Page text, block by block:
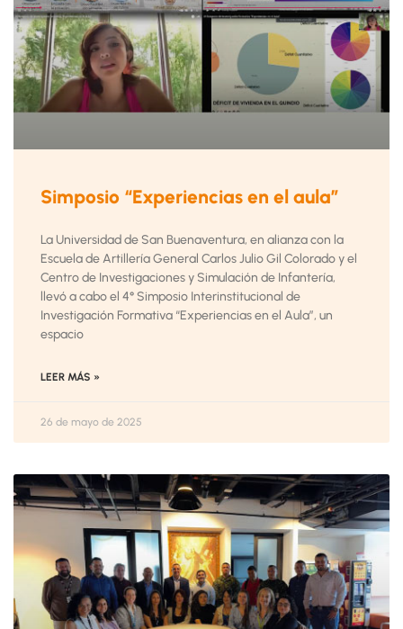
Simposio “Experiencias en el aula”
La Universidad de San Buenaventura, en alianza con la
Escuela de Artillería General Carlos Julio Gil Colorado y el
Centro de Investigaciones y Simulación de Infantería,
llevó a cabo el 4° Simposio Interinstitucional de
Investigación Formativa “Experiencias en el Aula”, un
espacio
LEER MÁS »
26 de mayo de 2025